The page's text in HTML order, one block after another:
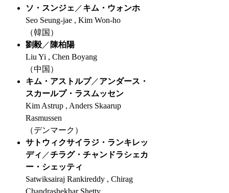
ソ・スンジェ ／キム・ウォンホ
Seo Seung-jae , Kim Won-ho
（韓国）
劉毅／ 陳柏陽
Liu Yi , Chen Boyang
（中国）
キム・アストルプ／アンダース・
スカールプ・ラスムッセン
Kim Astrup , Anders Skaarup
Rasmussen
（デンマーク）
サトウィクサイラジ・ランキレッ
ディ ／チラグ・チャンドラシェカ
ー・シェッティ
Satwiksairaj Rankireddy , Chirag
Chandrashekhar Shetty